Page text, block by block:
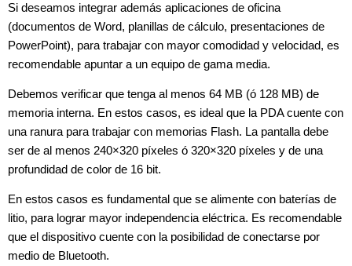
Si deseamos integrar además aplicaciones de oficina
(documentos de Word, planillas de cálculo, presentaciones de
PowerPoint), para trabajar con mayor comodidad y velocidad, es
recomendable apuntar a un equipo de gama media.
Debemos verificar que tenga al menos 64 MB (ó 128 MB) de
memoria interna. En estos casos, es ideal que la PDA cuente con
una ranura para trabajar con memorias Flash. La pantalla debe
ser de al menos 240×320 píxeles ó 320×320 píxeles y de una
profundidad de color de 16 bit.
En estos casos es fundamental que se alimente con baterías de
litio, para lograr mayor independencia eléctrica. Es recomendable
que el dispositivo cuente con la posibilidad de conectarse por
medio de Bluetooth.